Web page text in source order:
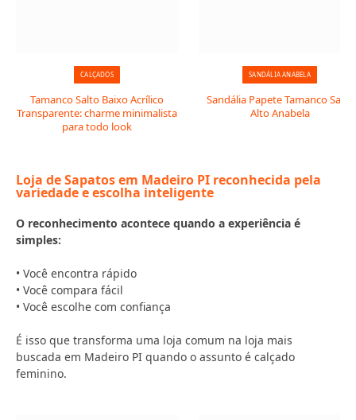
CALÇADOS
Tamanco Salto Baixo Acrílico
Transparente: charme minimalista
para todo look
SANDÁLIA ANABELA
Sandália Papete Tamanco Salto
Alto Anabela
Loja de Sapatos em Madeiro PI reconhecida pela
variedade e escolha inteligente
O reconhecimento acontece quando a experiência é
simples:
• Você encontra rápido
• Você compara fácil
• Você escolhe com confiança
É isso que transforma uma loja comum na loja mais
buscada em Madeiro PI quando o assunto é calçado
feminino.